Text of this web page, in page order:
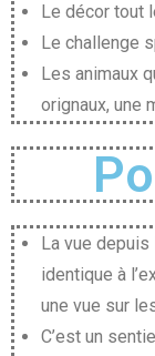
Le décor tout
Le challenge
Les animaux
orignaux, une
La vue
identique à
une vue sur
C’est un